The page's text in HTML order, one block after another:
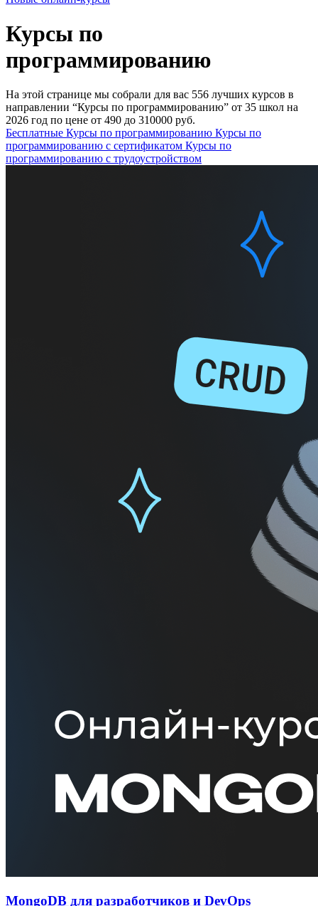
Курсы по
программированию
На этой странице мы собрали для вас 556 лучших курсов в
направлении “Курсы по программированию” от 35 школ на
2026 год по цене от 490 до 310000 руб.
Бесплатные Курсы по программированию Курсы по
программированию с сертификатом Курсы по
программированию с трудоустройством
MongoDB для разработчиков и DevOps